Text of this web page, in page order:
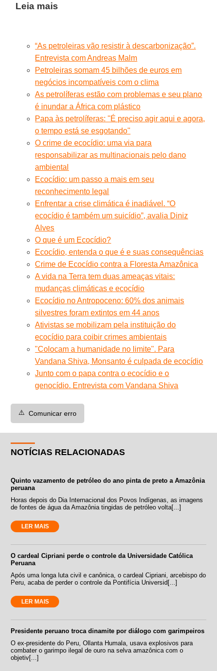
Leia mais
“As petroleiras vão resistir à descarbonização”.
Entrevista com Andreas Malm
Petroleiras somam 45 bilhões de euros em
negócios incompatíveis com o clima
As petrolíferas estão com problemas e seu plano
é inundar a África com plástico
Papa às petrolíferas: ''É preciso agir aqui e agora,
o tempo está se esgotando''
O crime de ecocídio: uma via para
responsabilizar as multinacionais pelo dano
ambiental
Ecocídio: um passo a mais em seu
reconhecimento legal
Enfrentar a crise climática é inadiável. “O
ecocídio é também um suicídio”, avalia Diniz
Alves
O que é um Ecocídio?
Ecocídio, entenda o que é e suas consequências
Crime de Ecocídio contra a Floresta Amazônica
A vida na Terra tem duas ameaças vitais:
mudanças climáticas e ecocídio
Ecocídio no Antropoceno: 60% dos animais
silvestres foram extintos em 44 anos
Ativistas se mobilizam pela instituição do
ecocídio para coibir crimes ambientais
"Colocam a humanidade no limite". Para
Vandana Shiva, Monsanto é culpada de ecocídio
Junto com o papa contra o ecocídio e o
genocídio. Entrevista com Vandana Shiva
⚠️ Comunicar erro
NOTÍCIAS RELACIONADAS
Quinto vazamento de petróleo do ano pinta de preto a Amazônia
peruana
Horas depois do Dia Internacional dos Povos Indígenas, as imagens
de fontes de água da Amazônia tingidas de petróleo volta[...]
LER MAIS
O cardeal Cipriani perde o controle da Universidade Católica
Peruana
Após uma longa luta civil e canônica, o cardeal Cipriani, arcebispo do
Peru, acaba de perder o controle da Pontifícia Universid[...]
LER MAIS
Presidente peruano troca dinamite por diálogo com garimpeiros
O ex-presidente do Peru, Ollanta Humala, usava explosivos para
combater o garimpo ilegal de ouro na selva amazônica com o
objetiv[...]